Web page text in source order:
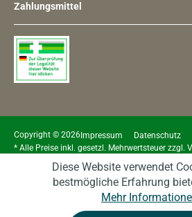
Zahlungsmittel
Copyright © 2026 Impressum Datenschutz
* Alle Preise inkl. gesetzl. Mehrwertsteuer zzgl.
Diese Website verwendet
bestmögliche Erfahrung
Mehr